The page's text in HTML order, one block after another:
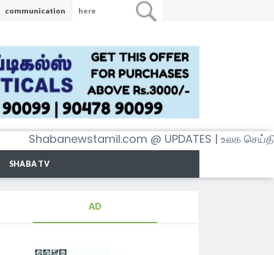
communication
@ UPDATES | உலக
SHABA TV
AD